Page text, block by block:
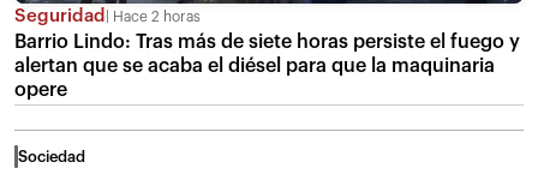
Seguridad Hace 2 horas
Barrio Lindo: Tras más de siete horas persiste el fuego y
alertan que se acaba el diésel para que la maquinaria
opere
Sociedad